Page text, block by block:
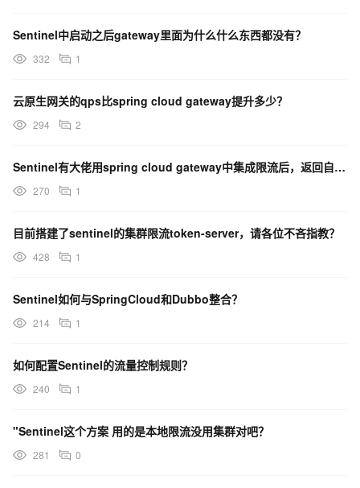
Sentinel中启动之后gateway里面为什么什么东西都没有？
332 1
云原生网关的qps比spring cloud gateway提升多少？
294 2
Sentinel有大佬用spring cloud gateway中集成限流后，返回自定义报文的吗？
270 1
目前搭建了sentinel的集群限流token-server，请各位不吝指教？
428 1
Sentinel如何与SpringCloud和Dubbo整合？
214 1
如何配置Sentinel的流量控制规则？
240 1
"Sentinel这个方案 用的是本地限流没用集群对吧？
281 0